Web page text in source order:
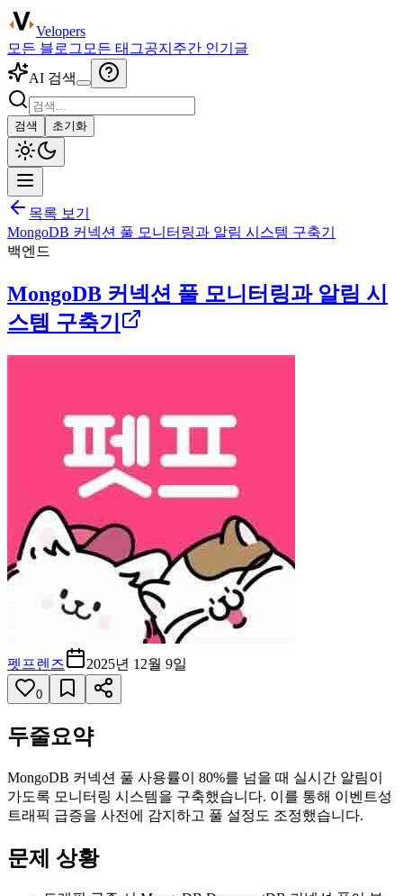
Velopers
모든 블로그 모든 태그공지 주간 인기글
AI 검색
검색 초기화
목록 보기
MongoDB 커넥션 풀 모니터링과 알림 시스템 구축기
백엔드
MongoDB 커넥션 풀 모니터링과 알림 시
스템 구축기
펫프렌즈 2025년 12월 9일
0
두줄요약
MongoDB 커넥션 풀 사용률이 80%를 넘을 때 실시간 알림이
가도록 모니터링 시스템을 구축했습니다. 이를 통해 이벤트성
트래픽 급증을 사전에 감지하고 풀 설정도 조정했습니다.
문제 상황